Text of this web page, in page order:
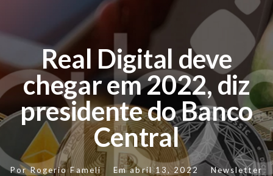
Real Digital deve
chegar em 2022, diz
presidente do Banco
Central
PorRogerio Fameli Em abril 13, 2022 Newsletter